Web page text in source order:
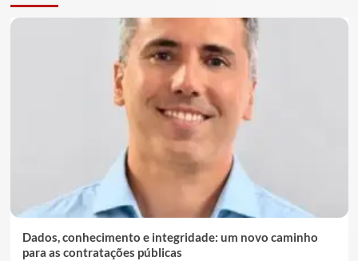
Dados, conhecimento e integridade: um novo caminho
para as contratações públicas